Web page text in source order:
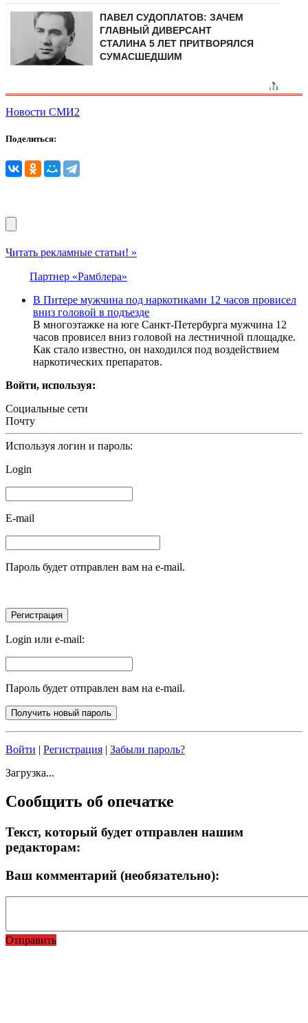
ПАВЕЛ СУДОПЛАТОВ: ЗАЧЕМ
ГЛАВНЫЙ ДИВЕРСАНТ
СТАЛИНА 5 ЛЕТ ПРИТВОРЯЛСЯ
СУМАСШЕДШИМ
Новости СМИ2
Поделиться:
Читать рекламные статьи! »
Партнер «Рамблера»
В Питере мужчина под наркотиками 12 часов провисел
вниз головой в подъезде
В многоэтажке на юге Санкт-Петербурга мужчина 12
часов провисел вниз головой на лестничной площадке.
Как стало известно, он находился под воздействием
наркотических препаратов.
Войти, используя:
Социальные сети
Почту
Используя логин и пароль:
Login
E-mail
Пароль будет отправлен вам на e-mail.
Login или e-mail:
Пароль будет отправлен вам на e-mail.
Войти | Регистрация | Забыли пароль?
Загрузка...
Сообщить об опечатке
Текст, который будет отправлен нашим
редакторам:
Ваш комментарий (необязательно):
Отправить